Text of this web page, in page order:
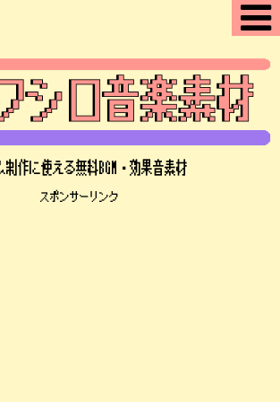
制作に使える無料BGM・効果音素材
スポンサーリンク